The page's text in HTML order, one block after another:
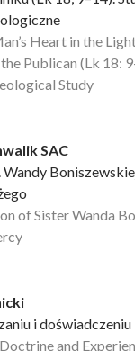
Heart in the
Publican (Lk 18:
Study
SAC
Wandy
of Sister Wanda
i doświadczeniu
and